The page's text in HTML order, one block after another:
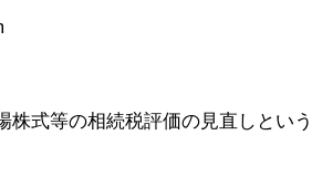
式等の相続税評価の見直しとい